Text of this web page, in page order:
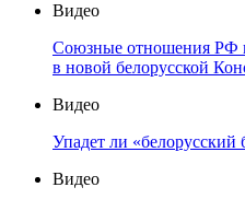
Видео
Союзные отношения РФ
в новой белорусской
Видео
Упадет ли «белорусский
Видео